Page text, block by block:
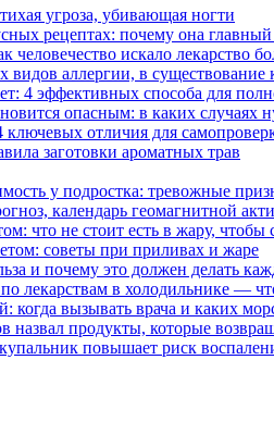
угроза, убивающая ногти
рецептах: почему она
человечество искало лекарство
аллергии, в существование
4 эффективных способа для
опасным: в каких случаях
отличия для
заготовки ароматных трав
у подростка: тревожные
календарь геомагнитной
что не стоит есть в жару, чтобы
советы при приливах и жаре
и почему это должен делать
лекарствам в холодильнике —
вызывать врача и каких
назвал продукты, которые
повышает риск